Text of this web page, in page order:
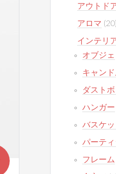
アウトド
アロマ (20)
インテリ
オブジェ
キャン
ダスト
ハンガー
バスケ
パーテ
フレーム